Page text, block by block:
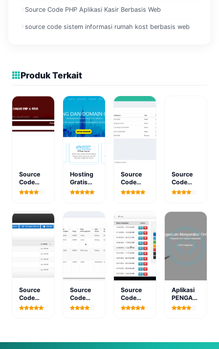
Source Code PHP Aplikasi Kasir Berbasis Web
source code sistem informasi rumah kost berbasis web
Produk Terkait
Source
Code
PHP
Geografis
Lokasi
Smp &
Hosting
Gratis
Terbaik
Source
Code
PHP
Spp
Berbasis
Web
Source
Code
PHP
Berbasis
Source
Code
Aplikasi
Karyawan
Source
Code
PHP
Source
Code
PHP
Penyakit
Aplikasi
PENGADUAN
Masyarakat